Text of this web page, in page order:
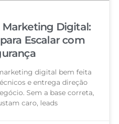
Marketing Digital:
Escalar com
digital bem feita
e entrega direção
Sem a base correta,
caro, leads